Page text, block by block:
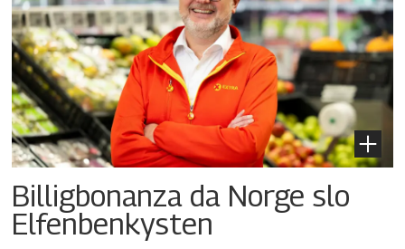
Billigbonanza da Norge slo
Elfenbenkysten